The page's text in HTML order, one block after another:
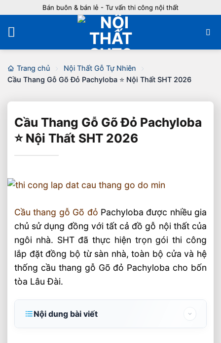
nội
dung
Bán buôn & bán lẻ - Tư vấn thi công nội thất
Trang chủ
Nội Thất Gỗ Tự Nhiên
Cầu Thang Gỗ Gõ Đỏ Pachyloba ⭐️ Nội Thất SHT 2026
Cầu Thang Gỗ Gõ Đỏ Pachyloba
⭐️ Nội Thất SHT 2026
Cầu thang gỗ Gõ đỏ Pachyloba được nhiều gia
chủ sử dụng đồng với tất cả đồ gỗ nội thất của
ngôi nhà. SHT đã thực hiện trọn gói thi công
lắp đặt đồng bộ từ sàn nhà, toàn bộ cửa và hệ
thống cầu thang gỗ Gõ đỏ Pachyloba cho bốn
tòa Lâu Đài.
Nội dung bài viết